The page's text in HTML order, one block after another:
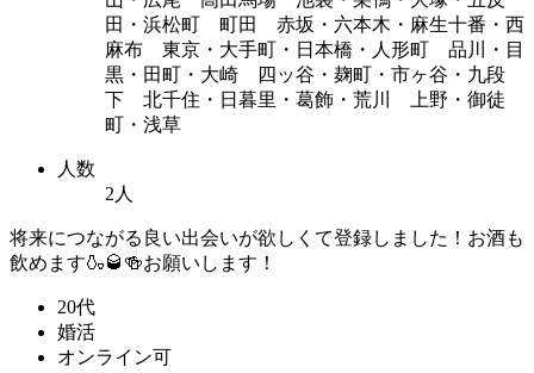
田・浜松町 町田 赤坂・六本木・麻生十番・西
麻布 東京・大手町・日本橋・人形町 品川・目
黒・田町・大崎 四ッ谷・麹町・市ヶ谷・九段
下 北千住・日暮里・葛飾・荒川 上野・御徒
町・浅草
人数
2人
将来につながる良い出会いが欲しくて登録しました！お酒も
飲めます🍶🥃🍻お願いします！
20代
婚活
オンライン可